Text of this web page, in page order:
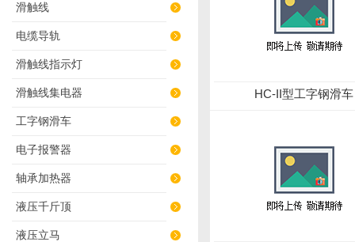
滑触线
电缆导轨
滑触线指示灯
滑触线集电器
工字钢滑车
电子报警器
轴承加热器
液压千斤顶
液压立马
HC-II型工字钢滑车